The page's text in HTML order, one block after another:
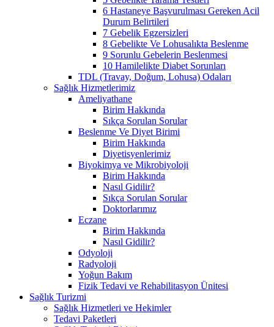
6 Hastaneye Başvurulması Gereken Acil
Durum Belirtileri
7 Gebelik Egzersizleri
8 Gebelikte Ve Lohusalıkta Beslenme
9 Sorunlu Gebelerin Beslenmesi
10 Hamilelikte Diabet Sorunları
TDL (Travay, Doğum, Lohusa) Odaları
Sağlık Hizmetlerimiz
Ameliyathane
Birim Hakkında
Sıkça Sorulan Sorular
Beslenme Ve Diyet Birimi
Birim Hakkında
Diyetisyenlerimiz
Biyokimya ve Mikrobiyoloji
Birim Hakkında
Nasıl Gidilir?
Sıkça Sorulan Sorular
Doktorlarımız
Eczane
Birim Hakkında
Nasıl Gidilir?
Odyoloji
Radyoloji
Yoğun Bakım
Fizik Tedavi ve Rehabilitasyon Ünitesi
Sağlık Turizmi
Sağlık Hizmetleri ve Hekimler
Tedavi Paketleri